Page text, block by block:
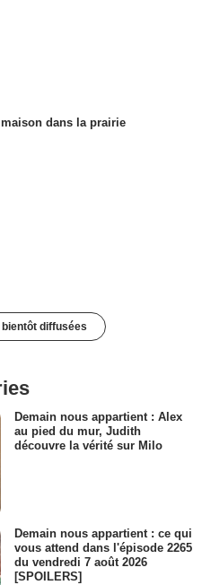
maison dans la prairie
diffusées
Demain nous appartient : Alex
au pied du mur, Judith
découvre la vérité sur Milo
Demain nous appartient : ce qui
vous attend dans l'épisode 2265
du vendredi 7 août 2026
[SPOILERS]